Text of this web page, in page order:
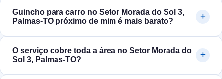
Guincho para carro no Setor Morada do Sol 3,
Palmas‑TO próximo de mim é mais barato?
O serviço cobre toda a área no Setor Morada do
Sol 3, Palmas‑TO?